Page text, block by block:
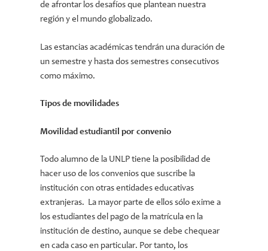
de afrontar los desafíos que plantean nuestra
región y el mundo globalizado.
Las estancias académicas tendrán una duración de
un semestre y hasta dos semestres consecutivos
como máximo.
Tipos de movilidades
Movilidad estudiantil por convenio
Todo alumno de la UNLP tiene la posibilidad de
hacer uso de los convenios que suscribe la
institución con otras entidades educativas
extranjeras. La mayor parte de ellos sólo exime a
los estudiantes del pago de la matrícula en la
institución de destino, aunque se debe chequear
en cada caso en particular. Por tanto, los